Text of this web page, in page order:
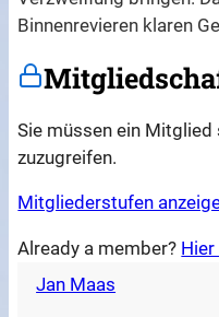
Binnenrevieren klaren
Sie müssen ein Mitglied
zuzugreifen.
Mitgliederstufen
Already a member?
Jan Maas